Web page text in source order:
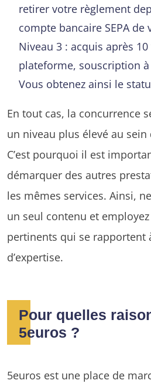
retirer votre règlement
compte bancaire SEPA de
Niveau 3 : acquis après
plateforme, souscription à
Vous obtenez ainsi le
En tout cas, la concurrence
un niveau plus élevé au
C’est pourquoi il est
démarquer des autres
les mêmes services. Ainsi,
un seul contenu et
pertinents qui se rapportent
d’expertise.
Pour quelles
5euros ?
5euros est une place de